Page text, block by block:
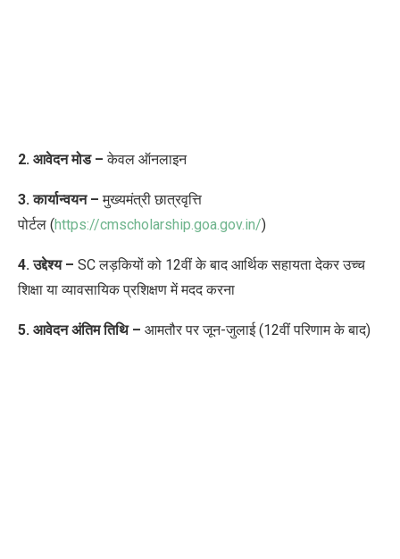
2. आवेदन मोड – केवल ऑनलाइन
3. कार्यान्वयन – मुख्यमंत्री छात्रवृत्ति
पोर्टल (https://cmscholarship.goa.gov.in/)
4. उद्देश्य – SC लड़कियों को 12वीं के बाद आर्थिक सहायता देकर उच्च
शिक्षा या व्यावसायिक प्रशिक्षण में मदद करना
5. आवेदन अंतिम तिथि – आमतौर पर जून-जुलाई (12वीं परिणाम के बाद)